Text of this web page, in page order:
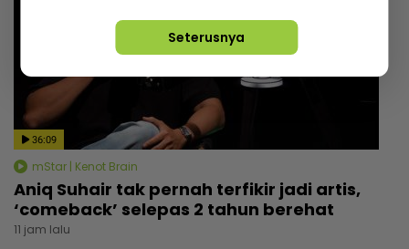
36:09
mStar | Kenot Brain
Aniq Suhair tak pernah terfikir jadi artis,
‘comeback’ selepas 2 tahun berehat
11 jam lalu
Seterusnya